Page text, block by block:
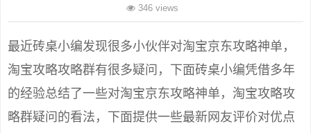
346 views
最近砖桌小编发现很多小伙伴对淘宝京东攻略神单，
淘宝攻略攻略群有很多疑问，下面砖桌小编凭借多年
的经验总结了一些对淘宝京东攻略神单，淘宝攻略攻
略群疑问的看法，下面提供一些最新网友评价对优点